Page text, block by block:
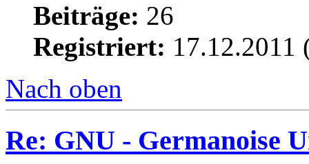
Beiträge: 26
Registriert: 17.12.2011
Nach oben
Re: GNU - Germanoise